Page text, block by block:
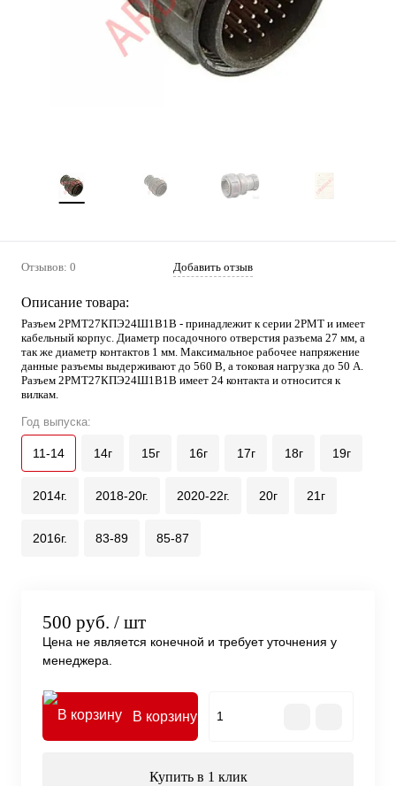
Отзывов: 0 Добавить отзыв
Описание товара:
Разъем 2РМТ27КПЭ24Ш1В1В - принадлежит к серии 2РМТ и имеет
кабельный корпус. Диаметр посадочного отверстия разъема 27 мм, а
так же диаметр контактов 1 мм. Максимальное рабочее напряжение
данные разъемы выдерживают до 560 В, а токовая нагрузка до 50 А.
Разъем 2РМТ27КПЭ24Ш1В1В имеет 24 контакта и относится к
вилкам.
Год выпуска:
11-14 14г 15г 16г 17г 18г 19г
2014г. 2018-20г. 2020-22г. 20г 21г
2016г. 83-89 85-87
500 руб. / шт
Цена не является конечной и требует уточнения у
менеджера.
В корзину
Купить в 1 клик